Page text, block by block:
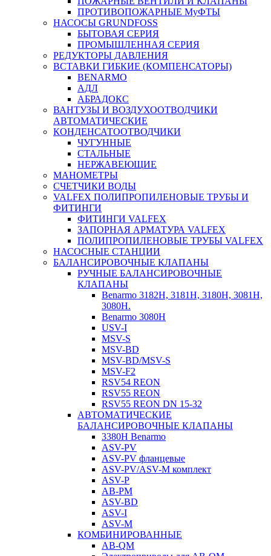
ПРОТИВОПОЖАРНЫЕ МуФТЫ
НАСОСЫ GRUNDFOSS
БЫТОВАЯ СЕРИЯ
ПРОМЫШЛЕННАЯ СЕРИЯ
РЕДУКТОРЫ ДАВЛЕНИЯ
ВСТАВКИ ГИБКИЕ (КОМПЕНСАТОРЫ)
BENARMO
АДЛ
АБРАДОКС
ВАНТУЗЫ И ВОЗДУХООТВОДЧИКИ
АВТОМАТИЧЕСКИЕ
КОНДЕНСАТООТВОДЧИКИ
ЧУГУННЫЕ
СТАЛЬНЫЕ
НЕРЖАВЕЮЩИЕ
МАНОМЕТРЫ
СЧЕТЧИКИ ВОДЫ
VALFEX ПОЛИПРОПИЛЕНОВЫЕ ТРУБЫ И
ФИТИНГИ
ФИТИНГИ VALFEX
ЗАПОРНАЯ АРМАТУРА VALFEX
ПОЛИПРОПИЛЕНОВЫЕ ТРУБЫ VALFEX
НАСОСНЫЕ СТАНЦИИ
БАЛАНСИРОВОЧНЫЕ КЛАПАНЫ
РУЧНЫЕ БАЛАНСИРОВОЧНЫЕ
КЛАПАНЫ
Benarmo 3182H, 3181Н, 3180Н, 3081Н,
3080Н.
Benarmo 3080H
USV-I
MSV-S
MSV-BD
MSV-BD/MSV-S
MSV-F2
RSV54 REON
RSV55 REON
RSV55 REON DN 15-32
АВТОМАТИЧЕСКИЕ
БАЛАНСИРОВОЧНЫЕ КЛАПАНЫ
3380H Benarmo
ASV-PV
ASV-PV фланцевые
ASV-PV/ASV-M комплект
ASV-P
AB-PM
ASV-BD
ASV-I
ASV-M
КОМБИНИРОВАННЫЕ
AB-QM